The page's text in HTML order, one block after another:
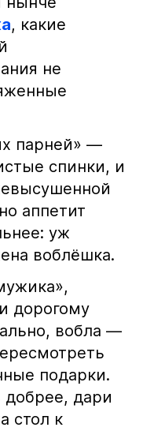
, какие
не
парней» —
спинки, и
аппетит
уж
воблёшка.
дорогому
вобла —
подарки.
добрее, дари
стол к